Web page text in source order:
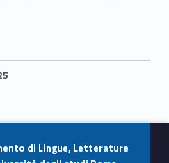
di Lingue, Letterature